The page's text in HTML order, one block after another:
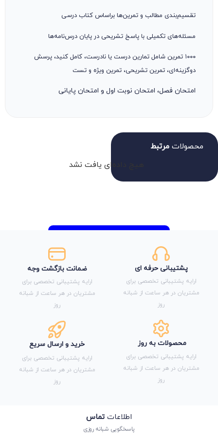
تقسیم‌بندی مطالب و تمرین‌ها براساس کتاب درسی
مسئله‌های تکمیلی با پاسخ تشریحی در پایان درس‌نامه‌ها
۱۰۰۰ تمرین شامل تمارین درست یا نادرست، کامل کنید، پرسش
دوگزینه‌ای، تمرین تشریحی، تمرین ویژه و تست
امتحان فصل، امتحان نوبت اول و امتحان پایانی
محصولات مرتبط
هیچ داده‌ای یافت نشد
پشتیبانی حرفه ای
ارایه پشتیبانی تخصصی برای
مشتریان در هر ساعت از شبانه
روز
ضمانت بازگشت وجه
ارایه پشتیبانی تخصصی برای
مشتریان در هر ساعت از شبانه
روز
محصولات به روز
ارایه پشتیبانی تخصصی برای
مشتریان در هر ساعت از شبانه
روز
خرید و ارسال سریع
ارایه پشتیبانی تخصصی برای
مشتریان در هر ساعت از شبانه
روز
اطلاعات تماس
پاسخگویی شبانه روزی